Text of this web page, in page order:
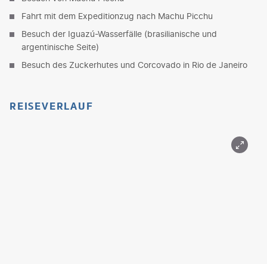
Fahrt mit dem Expeditionzug nach Machu Picchu
Besuch der Iguazú-Wasserfälle (brasilianische und
argentinische Seite)
Besuch des Zuckerhutes und Corcovado in Rio de Janeiro
REISEVERLAUF